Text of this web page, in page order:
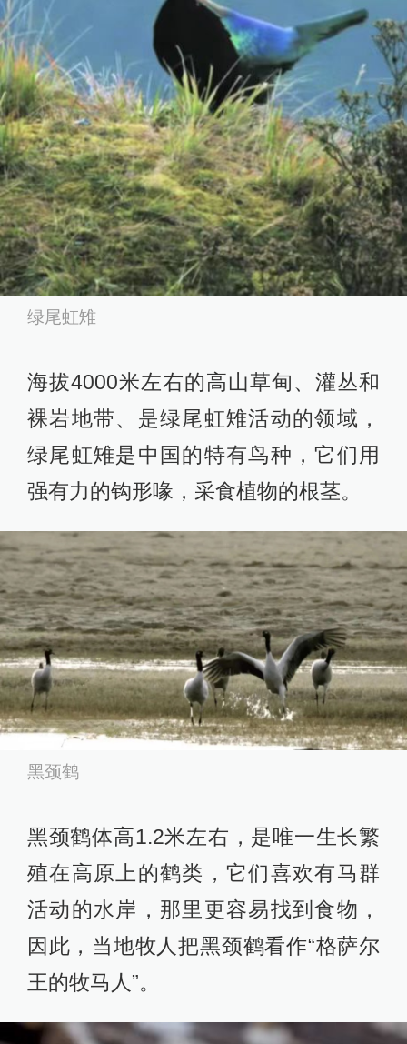
绿尾虹雉
海拔4000米左右的高山草甸、灌丛和
裸岩地带、是绿尾虹雉活动的领域，
绿尾虹雉是中国的特有鸟种，它们用
强有力的钩形喙，采食植物的根茎。
黑颈鹤
黑颈鹤体高1.2米左右，是唯一生长繁
殖在高原上的鹤类，它们喜欢有马群
活动的水岸，那里更容易找到食物，
因此，当地牧人把黑颈鹤看作“格萨尔
王的牧马人”。